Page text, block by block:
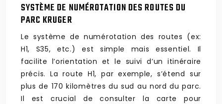
SYSTÈME DE NUMÉROTATION DES ROUTES DU
PARC KRUGER
Le système de numérotation des routes (ex:
H1, S35, etc.) est simple mais essentiel. Il
facilite l’orientation et le suivi d’un itinéraire
précis. La route H1, par exemple, s’étend sur
plus de 170 kilomètres du sud au nord du parc.
Il est crucial de consulter la carte pour